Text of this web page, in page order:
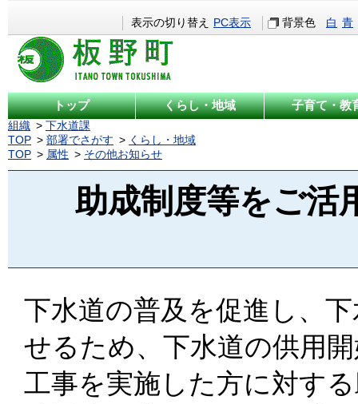
表示の切り替え PC表示 背景色 白 青
トップ くらし・地域 子育て・教
組織
下水道課
TOP
部署でさがす
くらし・地域
TOP
属性 その他お知らせ
助成制度等をご活
下水道の普及を促進し、
せるため、下水道の供用
工事を実施した方に対す